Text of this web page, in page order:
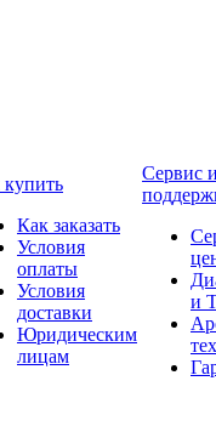
Как заказать
Условия
оплаты
Условия
доставки
Юридическим
лицам
Сервис
и